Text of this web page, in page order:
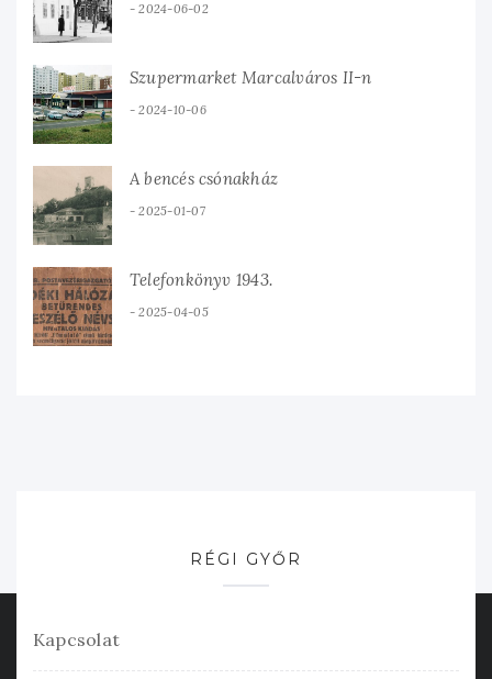
2024-06-02
Szupermarket Marcalváros II-n
2024-10-06
A bencés csónakház
2025-01-07
Telefonkönyv 1943.
2025-04-05
RÉGI GYŐR
Kapcsolat